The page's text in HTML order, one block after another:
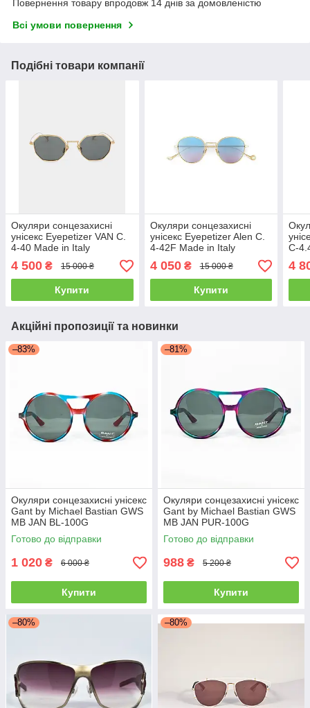
Повернення товару впродовж 14 днів за домовленістю
Всі умови повернення
Подібні товари компанії
Окуляри сонцезахисні
унісекс Eyepetizer VAN C.
4-40 Made in Italy
4 500 ₴ 15 000 ₴
Купити
Окуляри сонцезахисні
унісекс Eyepetizer Alen C.
4-42F Made in Italy
4 050₴ 15 000 ₴
Купити
C-
4
Акційні пропозиції та новинки
–83%
Окуляри сонцезахисні унісекс
Gant by Michael Bastian GWS
MB JAN BL-100G
Готово до відправки
1 020 ₴ 6 000 ₴
Купити
–81%
Окуляри сонцезахисні унісекс
Gant by Michael Bastian GWS
MB JAN PUR-100G
Готово до відправки
988 ₴ 5 200 ₴
Купити
–80% –80%